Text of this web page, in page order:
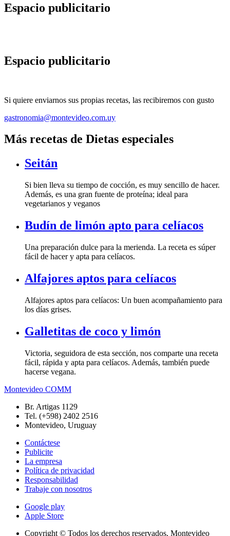
Espacio publicitario
Espacio publicitario
Si quiere enviarnos sus propias recetas, las recibiremos con gusto
gastronomia@montevideo.com.uy
Más recetas de Dietas especiales
Seitán
Si bien lleva su tiempo de cocción, es muy sencillo de hacer.
Además, es una gran fuente de proteína; ideal para
vegetarianos y veganos
Budín de limón apto para celíacos
Una preparación dulce para la merienda. La receta es súper
fácil de hacer y apta para celíacos.
Alfajores aptos para celíacos
Alfajores aptos para celíacos: Un buen acompañamiento para
los días grises.
Galletitas de coco y limón
Victoria, seguidora de esta sección, nos comparte una receta
fácil, rápida y apta para celíacos. Además, también puede
hacerse vegana.
Montevideo COMM
Br. Artigas 1129
Tel. (+598) 2402 2516
Montevideo, Uruguay
Contáctese
Publicite
La empresa
Política de privacidad
Responsabilidad
Trabaje con nosotros
Google play
Apple Store
Copyright © Todos los derechos reservados, Montevideo